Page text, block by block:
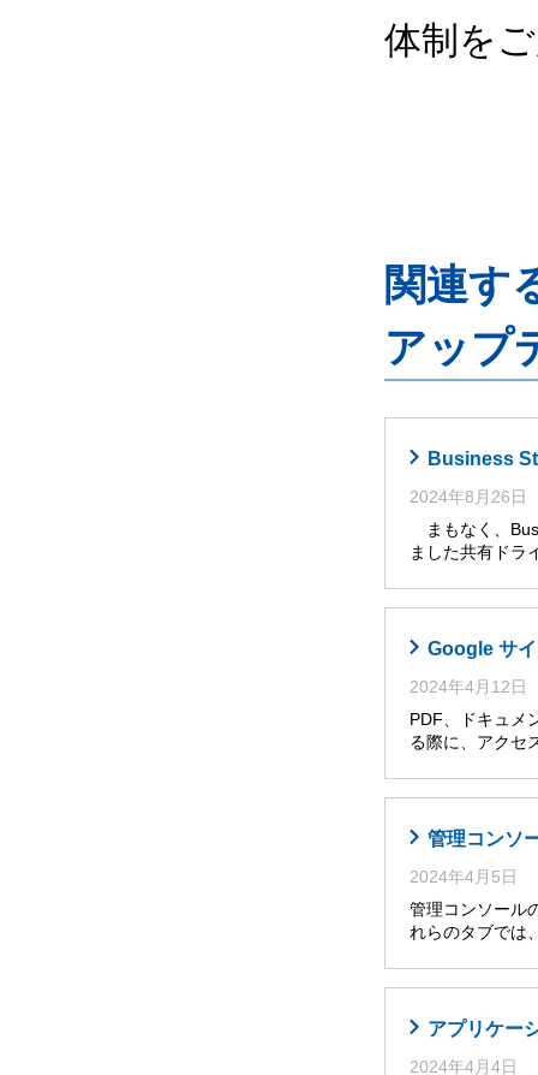
体制を
関連す
アップ
Business
2024年8月26日
まもなく、
ました共有ドラ
Google サ
2024年4月12日
PDF、ドキュメ
る際に、アクセ
管理コンソ
2024年4月5日
管理コンソール
れらのタブでは
アプリケー
2024年4月4日